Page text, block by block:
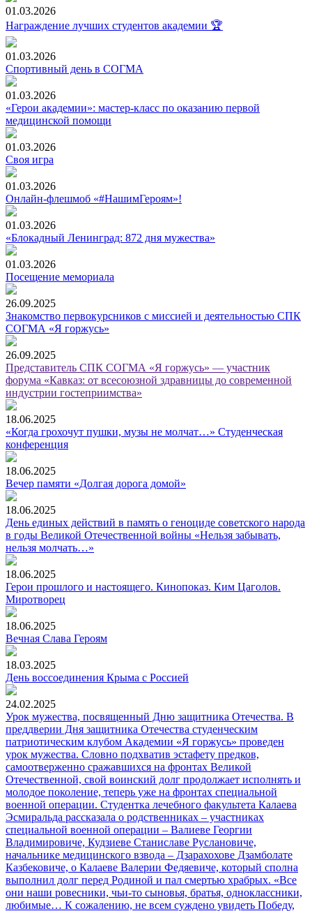
01.03.2026
Награждение лучших студентов академии 🏆
01.03.2026
Спортивный день в СОГМА
01.03.2026
«Герои академии»: мастер-класс по оказанию первой
медицинской помощи
01.03.2026
Своя игра
01.03.2026
Онлайн-флешмоб «#НашимГероям»!
01.03.2026
«Блокадный Ленинград: 872 дня мужества»
01.03.2026
Посещение мемориала
26.09.2025
Знакомство первокурсников с миссией и деятельностью СПК
СОГМА «Я горжусь»
26.09.2025
Представитель СПК СОГМА «Я горжусь» — участник
форума «Кавказ: от всесоюзной здравницы до современной
индустрии гостеприимства»
18.06.2025
«Когда грохочут пушки, музы не молчат…» Студенческая
конференция
18.06.2025
Вечер памяти «Долгая дорога домой»
18.06.2025
День единых действий в память о геноциде советского народа
в годы Великой Отечественной войны «Нельзя забывать,
нельзя молчать…»
18.06.2025
Герои прошлого и настоящего. Кинопоказ. Ким Цаголов.
Миротворец
18.06.2025
Вечная Слава Героям
18.03.2025
День воссоединения Крыма с Россией
24.02.2025
Урок мужества, посвященный Дню защитника Отечества. В
преддверии Дня защитника Отечества студенческим
патриотическим клубом Академии «Я горжусь» проведен
урок мужества. Словно подхватив эстафету предков,
самоотверженно сражавшихся на фронтах Великой
Отечественной, свой воинский долг продолжает исполнять и
молодое поколение, теперь уже на фронтах специальной
военной операции. Студентка лечебного факультета Калаева
Эсмиральда рассказала о родственниках – участниках
специальной военной операции – Валиеве Георгии
Владимировиче, Кудзиеве Станиславе Руслановиче,
начальнике медицинского взвода – Дзарахохове Дзамболате
Казбековиче, о Калаеве Валерии Федяевиче, который сполна
выполнил долг перед Родиной и пал смертью храбрых. «Все
они наши ровесники, чьи-то сыновья, братья, одноклассники,
любимые… К сожалению, не всем суждено увидеть Победу,